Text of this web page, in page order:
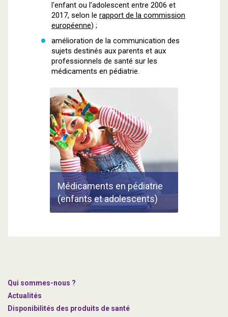
l'enfant ou l'adolescent entre 2006 et
2017, selon le rapport de la commission
européenne) ;
amélioration de la communication des
sujets destinés aux parents et aux
professionnels de santé sur les
médicaments en pédiatrie.
Médicaments en pédiatrie
(enfants et adolescents)
Qui sommes-nous ?
Actualités
Disponibilités des produits de santé